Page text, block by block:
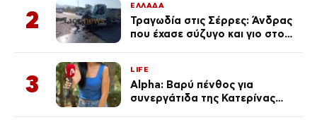
2
ΕΛΛΑΔΑ
Τραγωδία στις Σέρρες: Άνδρας
που έχασε σύζυγο και γιο στο
3
LIFE
Alpha: Βαρύ πένθος για
συνεργάτιδα της Κατερίνας